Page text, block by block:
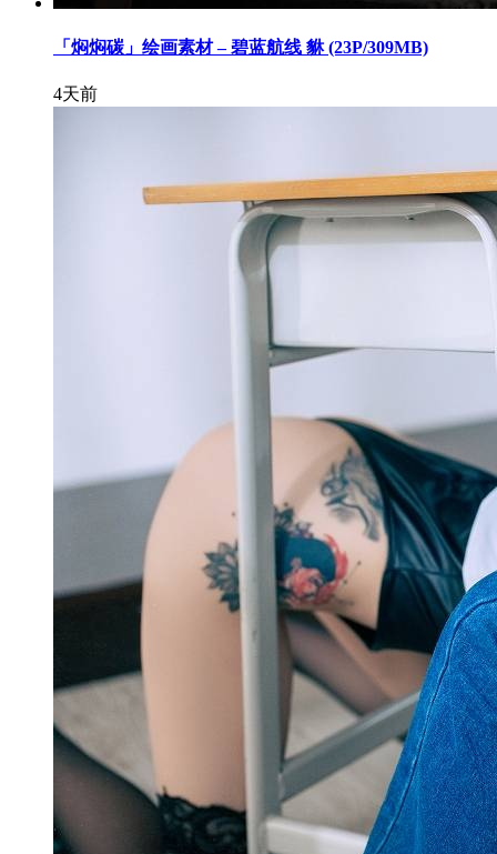
「焖焖碳」绘画素材 – 碧蓝航线 貅 (23P/309MB)
4天前